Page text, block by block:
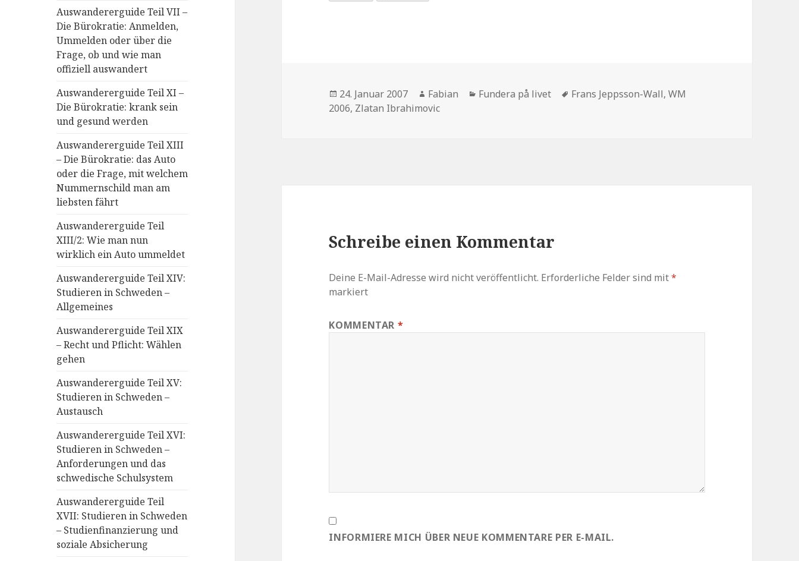
Auswandererguide Teil VII –
Die Bürokratie: Anmelden,
Ummelden oder über die
Frage, ob und wie man
offiziell auswandert
Auswandererguide Teil XI –
Die Bürokratie: krank sein
und gesund werden
Auswandererguide Teil XIII
– Die Bürokratie: das Auto
oder die Frage, mit welchem
Nummernschild man am
liebsten fährt
Auswandererguide Teil
XIII/2: Wie man nun
wirklich ein Auto ummeldet
Auswandererguide Teil XIV:
Studieren in Schweden –
Allgemeines
Auswandererguide Teil XIX
– Recht und Pflicht: Wählen
gehen
Auswandererguide Teil XV:
Studieren in Schweden –
Austausch
Auswandererguide Teil XVI:
Studieren in Schweden –
Anforderungen und das
schwedische Schulsystem
Auswandererguide Teil
XVII: Studieren in Schweden
– Studienfinanzierung und
soziale Absicherung
Veröffentlicht
am
24. Januar 2007 Autor
Fabian Kategorien
Fundera på livet Schlagwörter
Frans Jeppsson-Wall,WM
2006, Zlatan Ibrahimovic
Schreibe einen Kommentar
Deine E-Mail-Adresse wird nicht veröffentlicht. Erforderliche Felder sind mit*
markiert
KOMMENTAR *
INFORMIERE MICH ÜBER NEUE KOMMENTARE PER E-MAIL.